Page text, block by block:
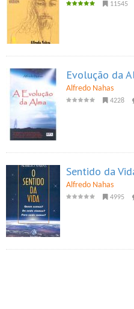
11545
Evolução da
Alfredo Nahas
4228
Sentido da
Alfredo Nahas
4995